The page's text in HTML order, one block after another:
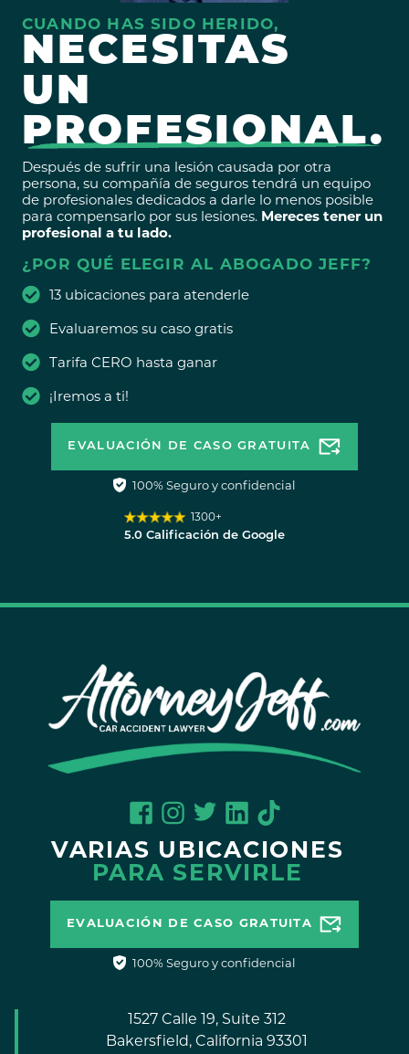
CUANDO HAS SIDO HERIDO,
NECESITAS
UN
PROFESIONAL.
Después de sufrir una lesión causada por otra
persona, su compañía de seguros tendrá un equipo
de profesionales dedicados a darle lo menos posible
para compensarlo por sus lesiones. Mereces tener un
profesional a tu lado.
¿POR QUÉ ELEGIR AL ABOGADO JEFF?
13 ubicaciones para atenderle
Evaluaremos su caso gratis
Tarifa CERO hasta ganar
¡Iremos a ti!
EVALUACIÓN DE CASO GRATUITA
100% Seguro y confidencial
1300+
5.0 Calificación de Google
VARIAS UBICACIONES
PARA SERVIRLE
EVALUACIÓN DE CASO GRATUITA
100% Seguro y confidencial
1527 Calle 19, Suite 312
Bakersfield, California 93301